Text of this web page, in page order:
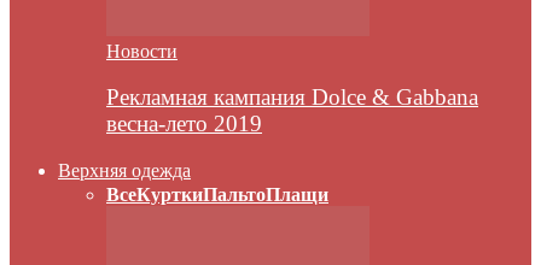
Новости
Рекламная кампания Dolce & Gabbana
весна-лето 2019
Верхняя одежда
ВсеКурткиПальтоПлащи